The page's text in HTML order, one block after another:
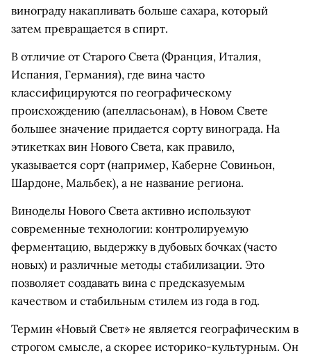
винограду накапливать больше сахара, который
затем превращается в спирт.
В отличие от Старого Света (Франция, Италия,
Испания, Германия), где вина часто
классифицируются по географическому
происхождению (апелласьонам), в Новом Свете
большее значение придается сорту винограда. На
этикетках вин Нового Света, как правило,
указывается сорт (например, Каберне Совиньон,
Шардоне, Мальбек), а не название региона.
Виноделы Нового Света активно используют
современные технологии: контролируемую
ферментацию, выдержку в дубовых бочках (часто
новых) и различные методы стабилизации. Это
позволяет создавать вина с предсказуемым
качеством и стабильным стилем из года в год.
Термин «Новый Свет» не является географическим в
строгом смысле, а скорее историко-культурным. Он